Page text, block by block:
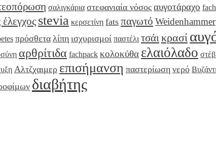
σαλιγκάρια στεφανιαία νόσος αυγοτάραχο
stevia κερσετίνη fats παγωτό Weidenhammer
πρόσθετα λίπη ισχυρισμοί παστέλι τσάι κρασί
αρθρίτιδα fachpack κολοκύθα ελαιόλαδο
Αλτζχαιμερ επισήμανση παστερίωση νερό
διαβήτης